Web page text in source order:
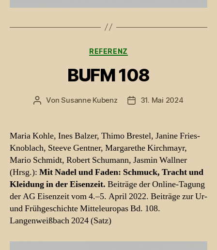
Kategorien
REFERENZ
BUFM 108
Beitragsautor
VonSusanne Kubenz Beitragsdatum
31. Mai 2024
Maria Kohle, Ines Balzer, Thimo Brestel, Janine Fries-
Knoblach, Steeve Gentner, Margarethe Kirchmayr,
Mario Schmidt, Robert Schumann, Jasmin Wallner
(Hrsg.): Mit Nadel und Faden: Schmuck, Tracht und
Kleidung in der Eisenzeit. Beiträge der Online-Tagung
der AG Eisenzeit vom 4.–5. April 2022. Beiträge zur Ur-
und Frühgeschichte Mitteleuropas Bd. 108.
Langenweißbach 2024 (Satz)